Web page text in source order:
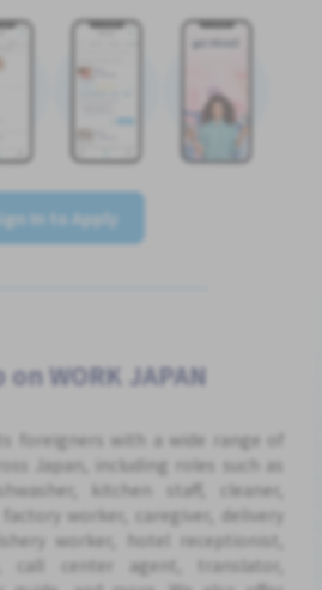
In to Apply
WORK JAPAN
foreigners with a wide range of
Japan, including roles such as
kitchen staff, cleaner,
worker, caregiver, delivery
worker, hotel receptionist,
call center agent, translator,